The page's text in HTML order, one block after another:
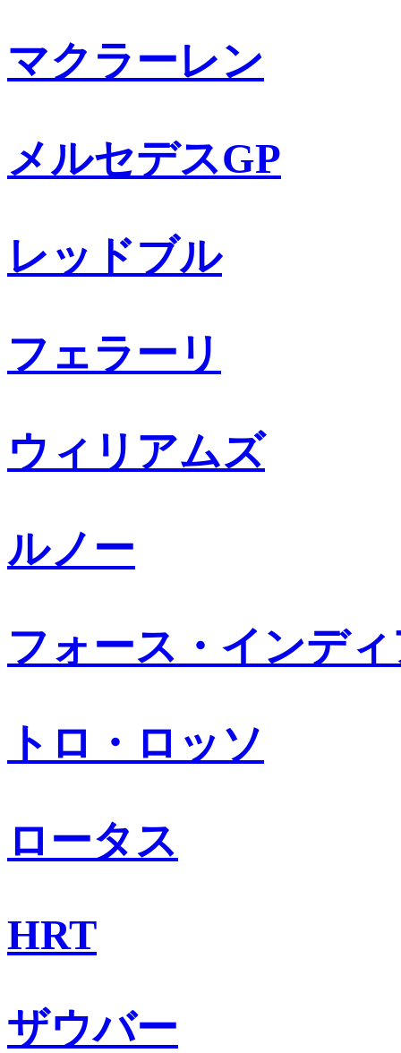
マクラーレン
メルセデスGP
レッドブル
フェラーリ
ウィリアムズ
ルノー
フォース・インデ
トロ・ロッソ
ロータス
HRT
ザウバー